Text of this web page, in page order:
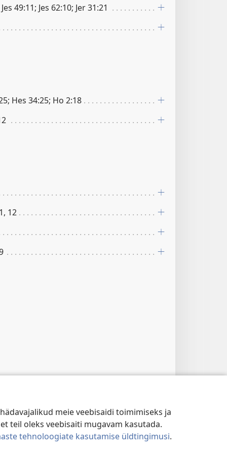
meie veebisaidi toimimiseks ja
teil oleks veebisaiti mugavam kasutada.
tehnoloogiate kasutamise üldtingimusi.
49:11; Jes 62:10; Jer 31:21
Hes 34:25; Ho 2:18
12